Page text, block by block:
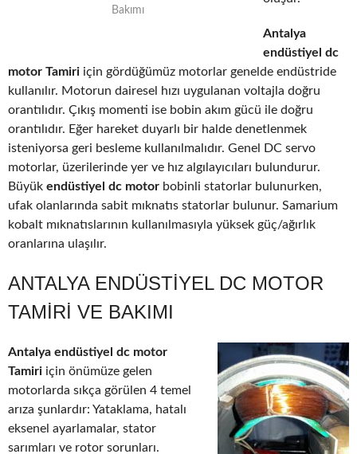
Bakımı
Antalya
endüstiyel dc
motor Tamiri için gördüğümüz motorlar genelde endüstride
kullanılır. Motorun dairesel hızı uygulanan voltajla doğru
orantılıdır. Çıkış momenti ise bobin akım gücü ile doğru
orantılıdır. Eğer hareket duyarlı bir halde denetlenmek
isteniyorsa geri besleme kullanılmalıdır. Genel DC servo
motorlar, üzerilerinde yer ve hız algılayıcıları bulundurur.
Büyük endüstiyel dc motor bobinli statorlar bulunurken,
ufak olanlarında sabit mıknatıs statorlar bulunur. Samarium
kobalt mıknatıslarının kullanılmasıyla yüksek güç/ağırlık
oranlarına ulaşılır.
ANTALYA ENDÜSTIYEL DC MOTOR
TAMIRI VE BAKIMI
Antalya endüstiyel dc motor
Tamiri için önümüze gelen
motorlarda sıkça görülen 4 temel
arıza şunlardır: Yataklama, hatalı
eksenel ayarlamalar, stator
sarımları ve rotor sorunları.